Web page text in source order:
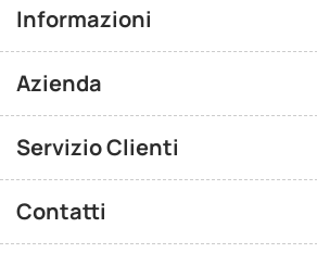
Informazioni
Azienda
Servizio Clienti
Contatti